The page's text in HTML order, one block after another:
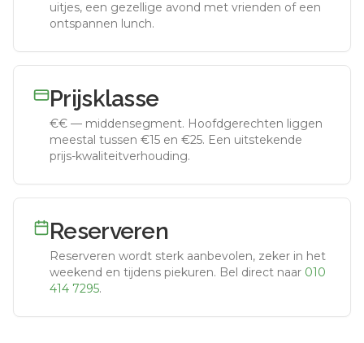
uitjes, een gezellige avond met vrienden of een
ontspannen lunch.
Prijsklasse
€€ — middensegment. Hoofdgerechten liggen
meestal tussen €15 en €25. Een uitstekende
prijs-kwaliteitverhouding.
Reserveren
Reserveren wordt sterk aanbevolen, zeker in het
weekend en tijdens piekuren. Bel direct naar 010
414 7295.